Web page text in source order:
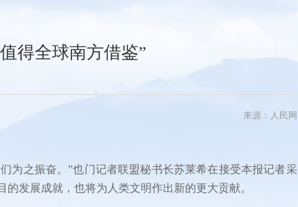
电影展
图片展
得全球南方借鉴”
来源：人民网
为之振奋。”也门记者联盟秘书长苏莱希在接受本报记者采
发展成就，也将为人类文明作出新的更大贡献。